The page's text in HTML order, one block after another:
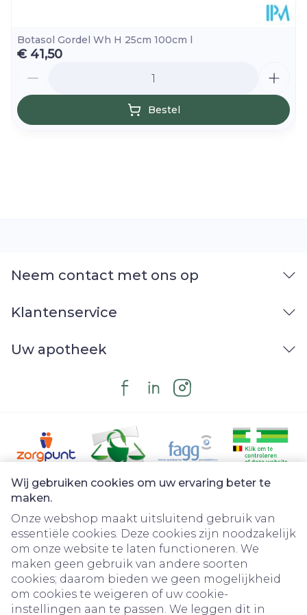
Wij gebruiken cookies om uw ervaring beter te
maken.
Onze webshop maakt uitsluitend gebruik van
essentiële cookies. Deze cookies zijn noodzakelijk
om onze website te laten functioneren. We
maken geen gebruik van andere soorten
cookies; daarom bieden we geen mogelijkheid
om cookies te weigeren of uw cookie-
instellingen aan te passen. We leggen dit in
Botasol Gordel Wh H 25cm 100cm l
€ 41,50
Bestel
Neem contact met ons op
Klantenservice
Uw apotheek
Juridische links